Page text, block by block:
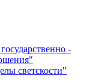
-
светскости"